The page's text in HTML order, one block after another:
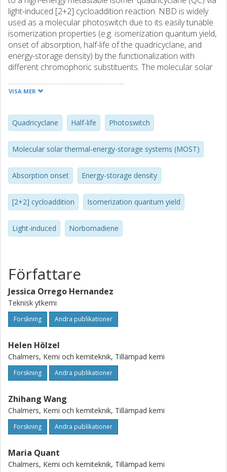
light-induced [2+2] cycloaddition reaction. NBD is widely
used as a molecular photoswitch due to its easily tunable
isomerization properties (e.g. isomerization quantum yield,
onset of absorption, half-life of the quadricyclane, and
energy-storage density) by the functionalization with
different chromophoric substituents. The molecular solar
design of heat-release devices based on the NBD/QC
making this photoswitch a versatile compound.
VISA MER
Quadricyclane Half-life Photoswitch
Molecular solar thermal-energy-storage systems (MOST)
Absorption onset Energy-storage density
[2+2] cycloaddition Isomerization quantum yield
Light-induced Norbornadiene
Författare
Jessica Orrego Hernandez
Teknisk ytkemi
Forskning Andra publikationer
Helen Hölzel
Chalmers, Kemi och kemiteknik, Tillämpad kemi
Forskning Andra publikationer
Zhihang Wang
Chalmers, Kemi och kemiteknik, Tillämpad kemi
Forskning Andra publikationer
Maria Quant
Chalmers, Kemi och kemiteknik, Tillämpad kemi